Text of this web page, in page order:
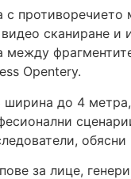
противоречието
сканиране и
Opentery.
до 4
обясни
за лице,